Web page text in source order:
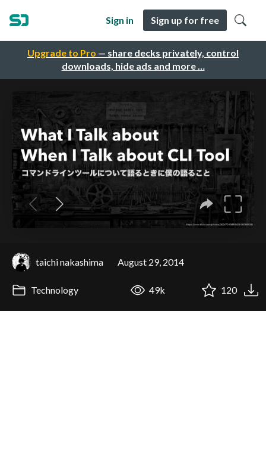
Upgrade to Pro — share decks privately, control
downloads, hide ads and more …
Sign in Sign up for free
taichi nakashima August 29, 2014
Technology 49k 120